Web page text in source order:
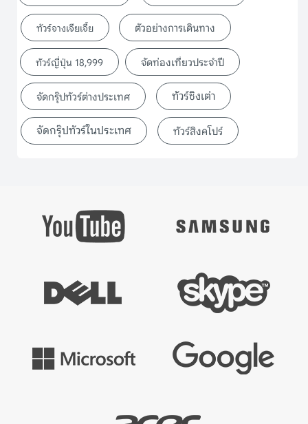
ทัวร์จางเจียเจี้ย ตัวอย่างการเดินทาง
ทัวร์ญี่ปุ่น 18,999 จัดท่องเที่ยวประจำปี
จัดกรุ๊ปทัวร์ต่างประเทศ ทัวร์ชิงเต่า
จัดกรุ๊ปทัวร์ในประเทศ ทัวร์สิงคโปร์